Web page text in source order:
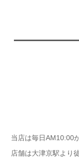
当店は毎日AM10:00
店舗は大津京駅より